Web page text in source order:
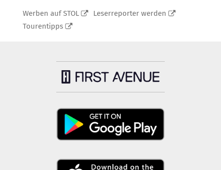
Werben auf STOL
Leserreporter werden
Tourentipps